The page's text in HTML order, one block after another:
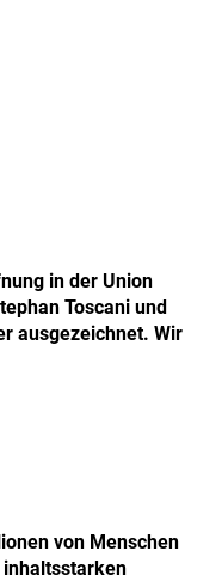
in der Union
Toscani und
ausgezeichnet. Wir
von Menschen
inhaltsstarken